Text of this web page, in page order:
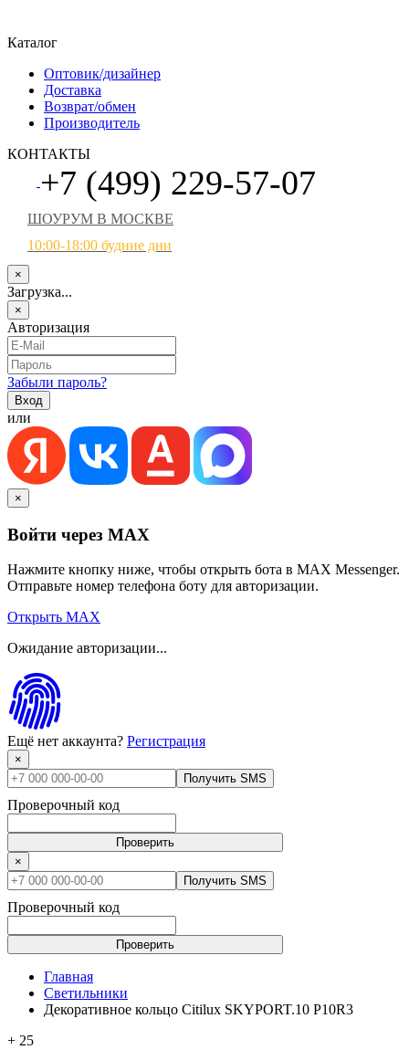
Каталог
Оптовик/дизайнер
Доставка
Возврат/обмен
Производитель
КОНТАКТЫ
+7 (499) 229-57-07
ШОУРУМ В МОСКВЕ
10:00-18:00 будние дни
×
Загрузка...
×
Авторизация
Забыли пароль?
или
×
Войти через MAX
Нажмите кнопку ниже, чтобы открыть бота в MAX Messenger.
Отправьте номер телефона боту для авторизации.
Открыть MAX
Ожидание авторизации...
Ещё нет аккаунта? Регистрация
×
Получить SMS
Проверочный код
Проверить
×
Получить SMS
Проверочный код
Проверить
Главная
Светильники
Декоративное кольцо Citilux SKYPORT.10 P10R3
+ 25